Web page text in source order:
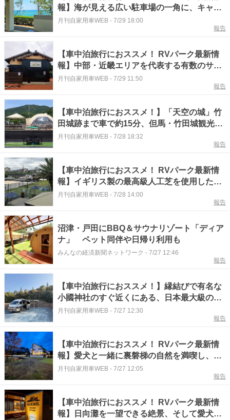
報】海が見える広い駐車場の一角に、キャン
ピングカー対応エリアとして誕生したRVパー
ク『鳥取県東伯郡／Hawai Uno RV Park』
月刊自家用車WEB - 7/29 18:00
報告
【車中泊旅行におススメ！ RVパーク最新情
報】中部・近畿エリアを代表する有数のサー
フスポット「国府白浜」まで徒歩1分のRVパ
月刊自家用車WEB - 7/29 11:50
報告
【車中泊旅行におススメ！】「天空の城」竹
田城跡まで車で約15分、但馬・竹田城観光の
拠点に最適『兵庫県朝来市／RVパーク
月刊自家用車WEB - 7/28 18:32
報告
【車中泊旅行におススメ！ RVパーク最新情
報】イギリス製の最高級人工芝を使用したド
ッグランを併設したRVパーク『福岡県田川市
月刊自家用車WEB - 7/28 14:00
報告
沼津・戸田にBBQ＆サウナリゾート「ディア
ナ」 ペット同伴や日帰り利用も
みんなの経済新聞ネットワーク - 7/27 12:46
報告
【車中泊旅行におススメ！】縁結びで有名な
小國神社のすぐ近くにある、日本最大級の施
設『静岡県周智郡／RVパーク 滝の宮』
月刊自家用車WEB - 7/27 12:30
報告
【車中泊旅行におススメ！ RVパーク最新情
報】愛犬と一緒に裏磐梯の自然を満喫し、走
って、癒されて、食べて楽しむ“ほのぼの”な
RVパーク『福島県北塩原村／RVパーク ペン
月刊自家用車WEB - 7/27 12:05
報告
【車中泊旅行におススメ！ RVパーク最新情
報】日向灘を一望できる絶景、そして愛犬と